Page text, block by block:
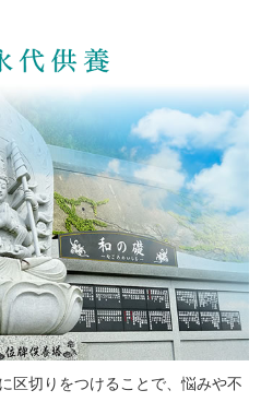
区切りをつけることで、悩みや不